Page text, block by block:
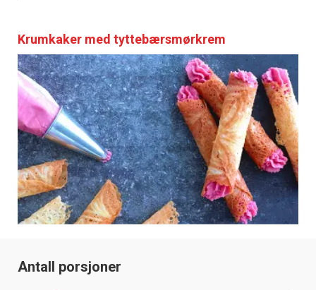
Krumkaker med tyttebærsmørkrem
Antall porsjoner